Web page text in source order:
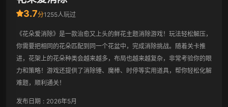
3.7分1255人玩过
《花朵爱消除》是一款治愈又上头的鲜花主题消除游戏！玩法轻松解压，
你需要把相同的花朵匹配到同一个花盆中，完成消除挑战。随着关卡推
进，花架上的花朵种类会越来越多，布局也越来越复杂，非常考验你的眼
力和策略！游戏还提供了消除锤、魔棒、时停等实用道具，帮你轻松化解
难题，顺利通关！
发布日期 : 2026年5月